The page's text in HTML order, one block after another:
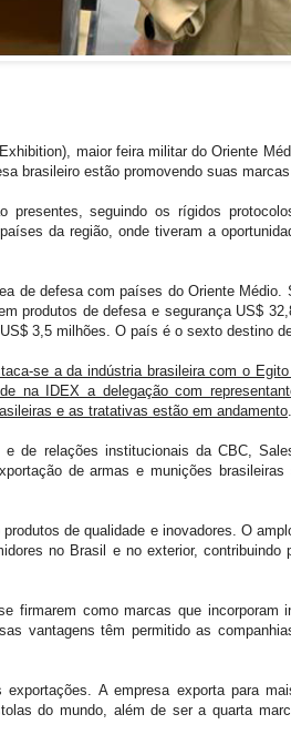
maior feira militar do Oriente
brasileiro estão promovendo suas
presentes, seguindo os rígidos
da região, onde tiveram a
de defesa com países do Oriente Médio.
produtos de defesa e segurança US$
3,5 milhões. O país é o sexto destino
se a da indústria brasileira com o
na IDEX a delegação com
e as tratativas estão em andamento.
de relações institucionais da CBC,
de armas e munições
de qualidade e inovadores. O
no Brasil e no exterior,
como marcas que incorporam
vantagens têm permitido as
A empresa exporta para
do mundo, além de ser a quarta